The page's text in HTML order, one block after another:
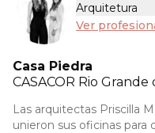
Arquitetura
Ver
Casa Piedra
CASACOR Rio Grande
Las arquitectas Priscilla
unieron sus oficinas para